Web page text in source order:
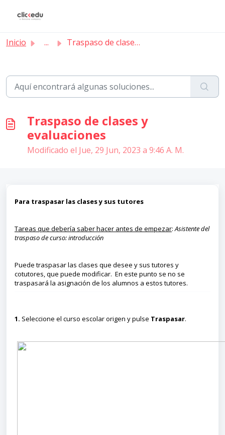
Inicio ... Traspaso de clases y evaluaciones
Traspaso de clases y
evaluaciones
Modificado el Jue, 29 Jun, 2023 a 9:46 A. M.
Para traspasar las clases y sus tutores
Tareas que debería saber hacer antes de empezar:Asistente del
traspaso de curso: introducción
Puede traspasar las clases que desee y sus tutores y
cotutores, que puede modificar. En este punto se no se
traspasará la asignación de los alumnos a estos tutores.
1. Seleccione el curso escolar origen y pulse Traspasar.